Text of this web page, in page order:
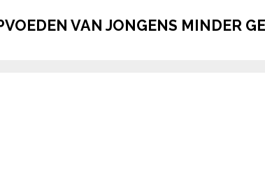
VAN JONGENS MINDER